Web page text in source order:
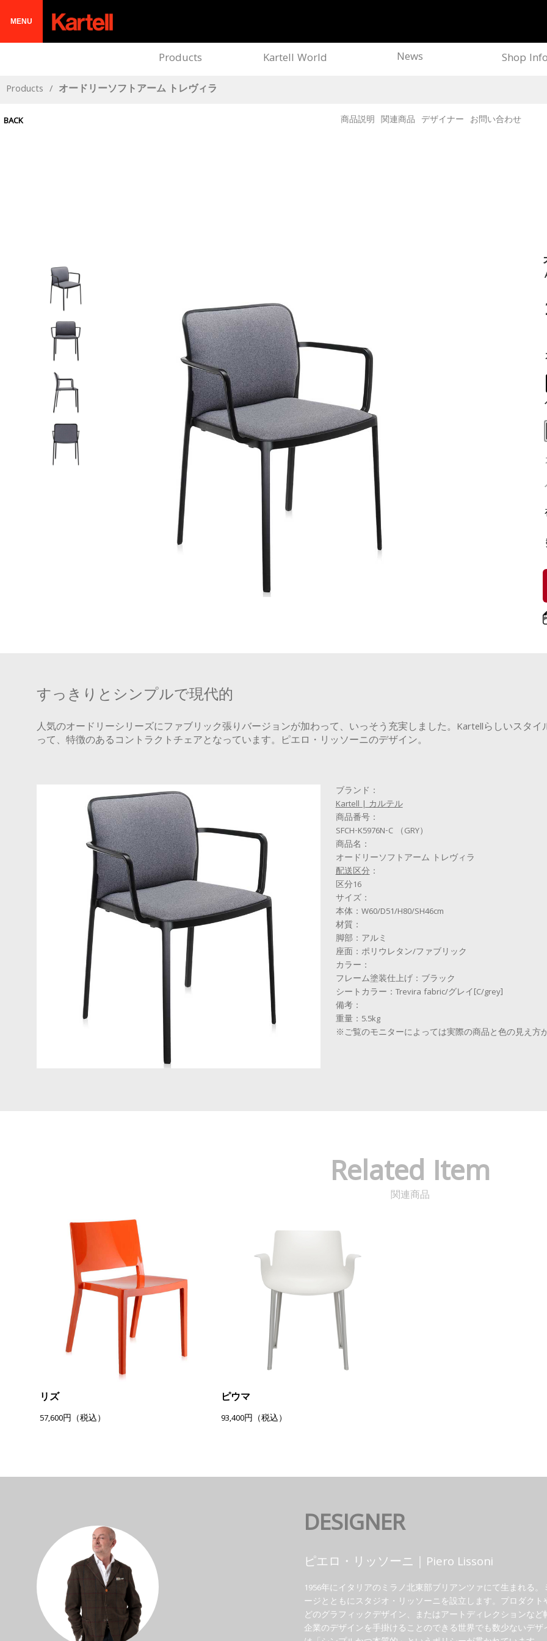
MENU
Products Kartell World News Shop Info
Products / オードリーソフトアーム トレヴィラ
BACK 商品説明 関連商品 デザイナー お問い合わせ
すっきりとシンプルで現代的
人気のオードリーシリーズにファブリック張りバージョンが加わって、いっそう充実しました。Kartellらしいスタ
って、特徴のあるコントラクトチェアとなっています。ピエロ・リッソーニのデザイン。
ブランド：
Kartell | カルテル
商品番号：
SFCH-K5976N-C （GRY）
商品名：
オードリーソフトアーム トレヴィラ
配送区分：
区分16
サイズ：
本体：W60/D51/H80/SH46cm
材質：
脚部：アルミ
座面：ポリウレタン/ファブリック
カラー：
フレーム塗装仕上げ：ブラック
シートカラー：Trevira fabric/グレイ[C/grey]
備考：
重量：5.5kg
※ご覧のモニターによっては実際の商品と色の見え方
Related Item
関連商品
リズ
57,600円（税込）
ピウマ
93,400円（税込）
DESIGNER
ピエロ・リッソーニ｜Piero Lissoni
1956年にイタリアのミラノ北東部ブリアンツァにて生まれる
ージとともにスタジオ・リッソーニを設立します。プロダク
どのグラフィックデザイン、またはアートディレクションな
企業のデザインを手掛けることのできる世界でも数少ないデ